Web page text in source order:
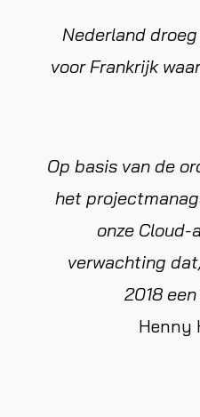
Nederland
voor Frankrijk
Op basis van de
het
onze Cloud-
verwachting
2018
Henny